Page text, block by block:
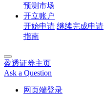
预测市场
开立账户
开始申请 继续完成申请
指南
盈透证券主页
Ask a Question
网页端登录